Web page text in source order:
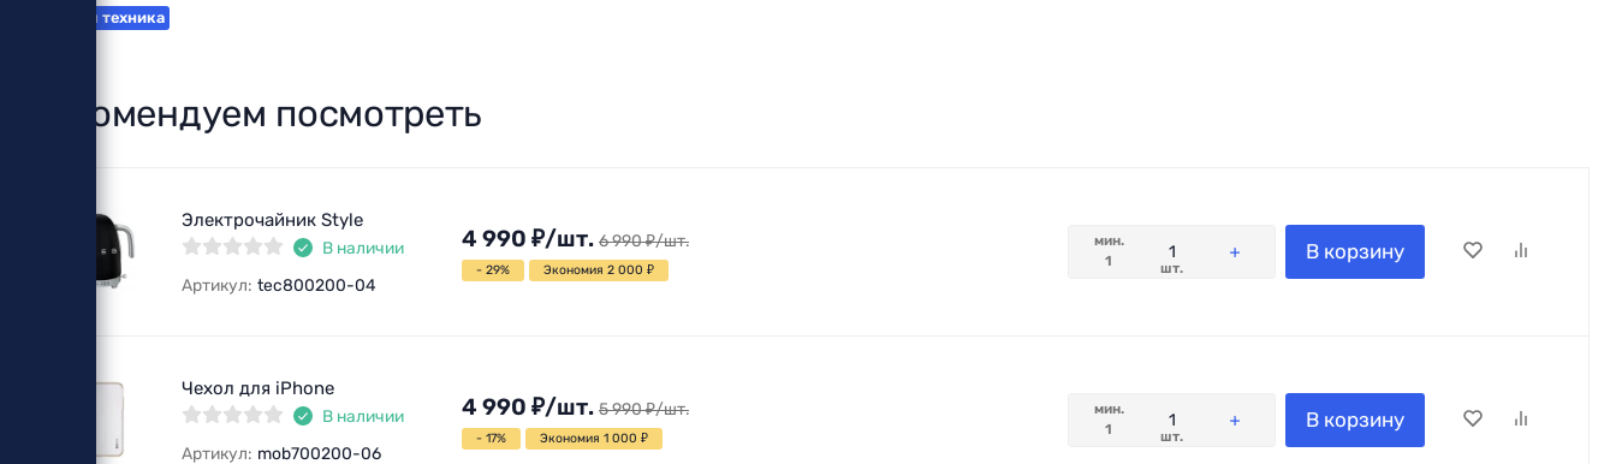
Бытовая техника
Рекомендуем посмотреть
Электрочайник Style
В наличии
Артикул: tec800200-04
4 990 ₽/шт. 6 990₽/шт.
- 29% Экономия 2 000 ₽
мин.
1
шт.
В корзину
Чехол для iPhone
В наличии
Артикул: mob700200-06
4 990 ₽/шт. 5 990₽/шт.
- 17% Экономия 1 000 ₽
мин.
1
шт.
В корзину